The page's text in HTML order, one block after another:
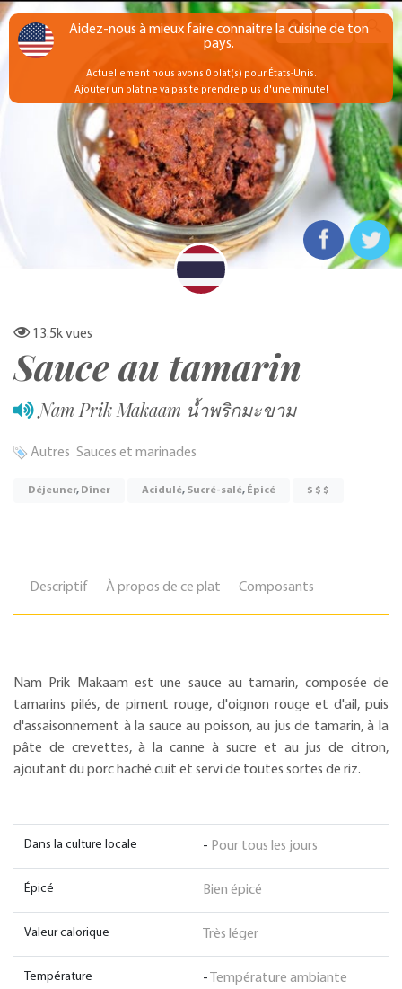
13.5kvues
Sauce au tamarin
Nam Prik Makaam น้ำพริกมะขาม
Autres Sauces et marinades
Déjeuner, Dîner Acidulé, Sucré-salé, Épicé $ $ $
Descriptif À propos de ce plat Composants
Nam Prik Makaam est une sauce au tamarin, composée de
tamarins pilés, de piment rouge, d'oignon rouge et d'ail, puis
d'assaisonnement à la sauce au poisson, au jus de tamarin, à la
pâte de crevettes, à la canne à sucre et au jus de citron,
ajoutant du porc haché cuit et servi de toutes sortes de riz.
Dans la culture locale - Pour tous les jours
Épicé Bien épicé
Valeur calorique Très léger
Température - Température ambiante
Aidez-nous à mieux faire connaitre la cuisine de ton
pays.
Actuellement nous avons 0 plat(s) pour États-Unis.
Ajouter un plat ne va pas te prendre plus d'une minute!